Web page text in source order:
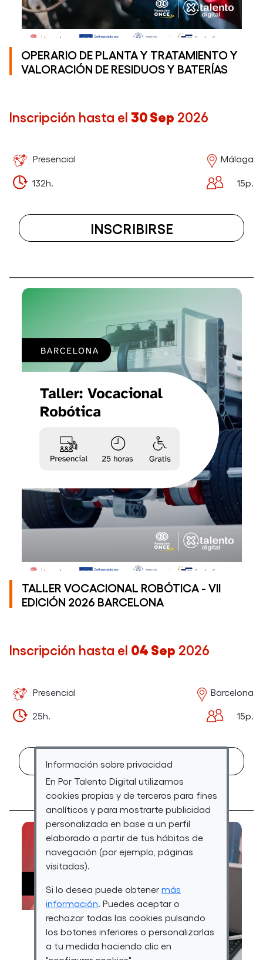
Información sobre privacidad
En Por Talento Digital utilizamos
cookies propias y de terceros para fines
analíticos y para mostrarte publicidad
personalizada en base a un perfil
elaborado a partir de tus hábitos de
navegación (por ejemplo, páginas
visitadas).
Si lo desea puede obtener más
información . Puedes aceptar o
rechazar todas las cookies pulsando
los botones inferiores o personalizarlas
a tu medida haciendo clic en
OPERARIO DE PLANTA Y TRATAMIENTO Y
VALORACIÓN DE RESIDUOS Y BATERÍAS
Inscripción hasta el 30 Sep 2026
Presencial Málaga
132h. 15p.
INSCRIBIRSE
A
CURSO
OPERARIO
DE
PLANTA
Y
VALORACIÓN
RESIDUOS
Y
BATERÍAS
TALLER VOCACIONAL ROBÓTICA - VII
EDICIÓN 2026 BARCELONA
Inscripción hasta el 04 Sep 2026
Presencial Barcelona
25h. 15p.
INSCRIBIRSE
A
EL
CURSO
TALLER
-
VII
EDICIÓN